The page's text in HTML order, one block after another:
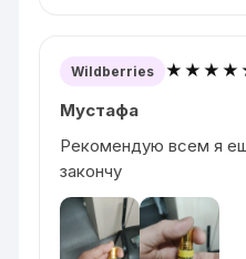
Wildberries
Мустафа
Рекомендую всем я
закончу